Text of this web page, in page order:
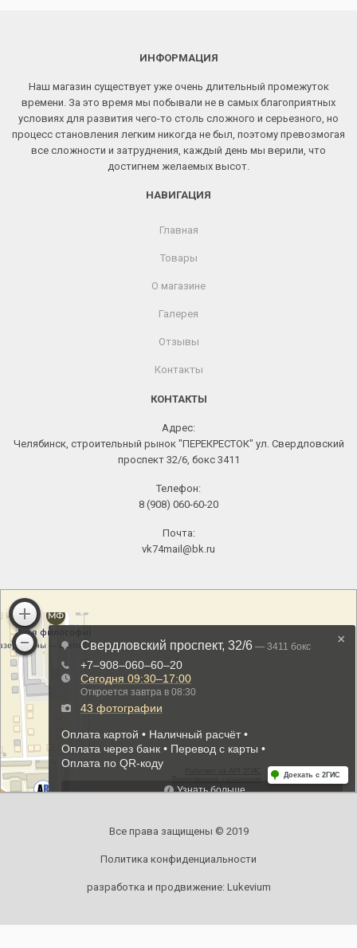
ИНФОРМАЦИЯ
Наш магазин существует уже очень длительный промежуток
времени. За это время мы побывали не в самых благоприятных
условиях для развития чего-то столь сложного и серьезного, но
процесс становления легким никогда не был, поэтому превозмогая
все сложности и затруднения, каждый день мы верили, что
достигнем желаемых высот.
НАВИГАЦИЯ
Главная
Товары
О магазине
Галерея
Отзывы
Контакты
КОНТАКТЫ
Адрес:
Челябинск, строительный рынок "ПЕРЕКРЕСТОК" ул. Свердловский
проспект 32/6, бокс 3411
Телефон:
8 (908) 060-60-20
Почта:
vk74mail@bk.ru
Все права защищены © 2019
Политика конфиденциальности
разработка и продвижение: Lukevium